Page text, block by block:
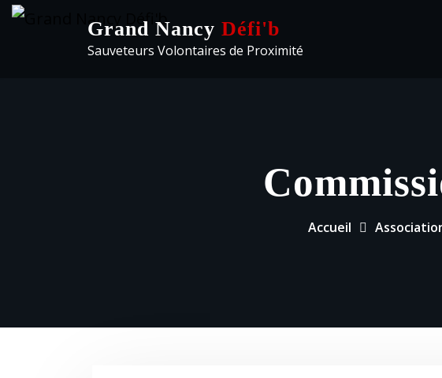
Grand Nancy Défi'b
Sauveteurs Volontaires de Proximité
Accueil